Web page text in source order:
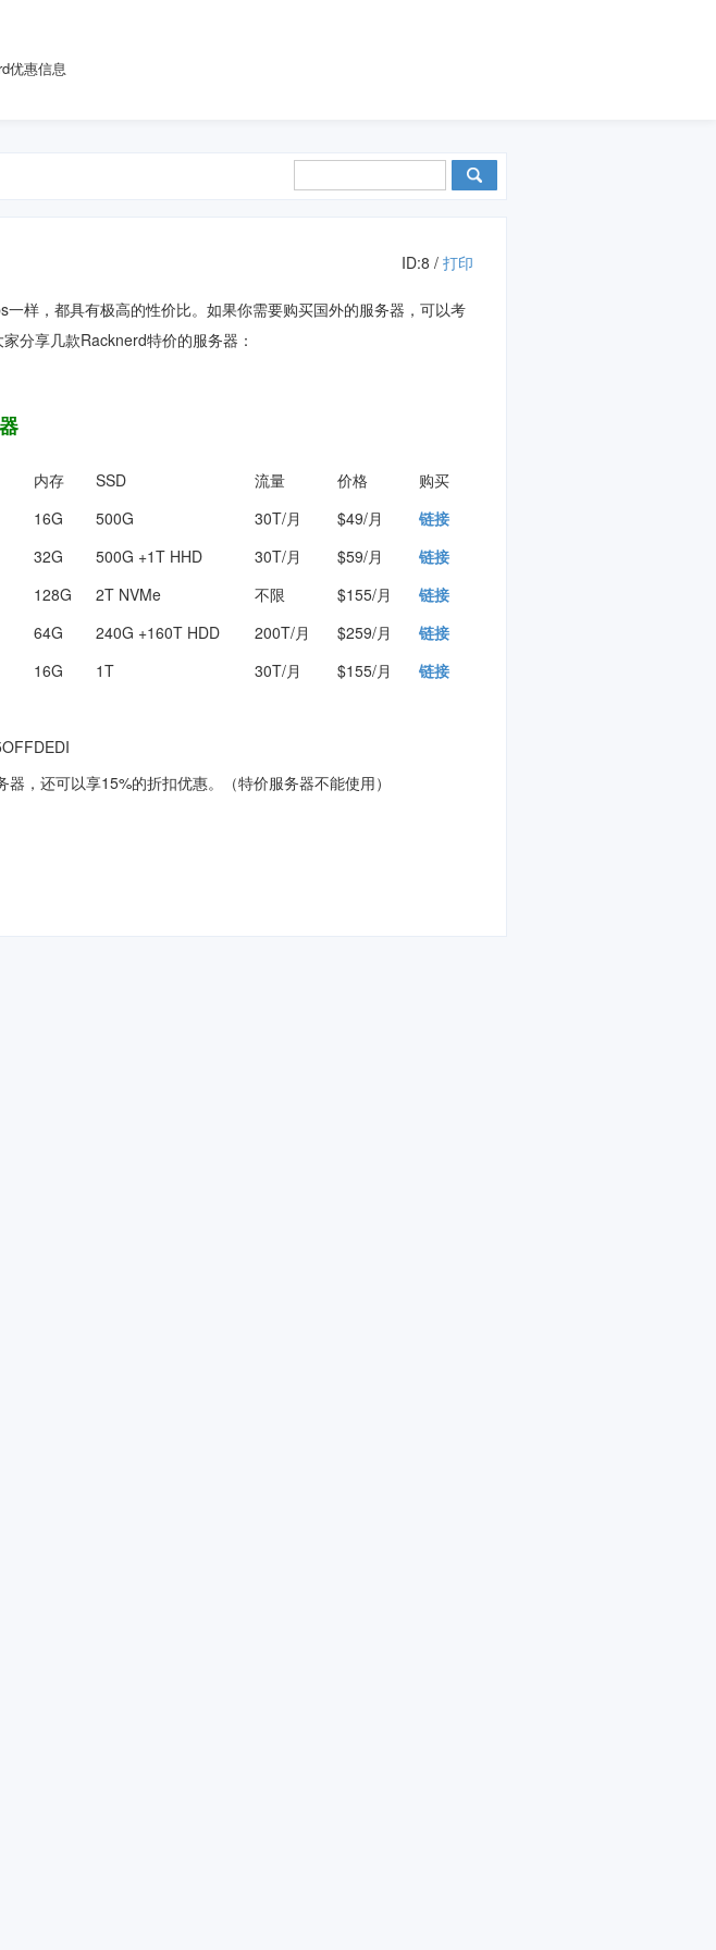
优惠信息
ID:8 / 打印
一样，都具有极高的性价比。如果你需要购买国外的服务器，可以考
分享几款Racknerd特价的服务器：
内存 SSD 流量 价格
购买
16G 500G 30T/月 $49/月
链接
32G 500G +1T HHD 30T/月 $59/月
链接
128G 2T NVMe 不限 $155/月
链接
64G 240G +160T HDD 200T/月 $259/月
链接
16G 1T 30T/月 $155/月 链接
，还可以享15%的折扣优惠。（特价服务器不能使用）